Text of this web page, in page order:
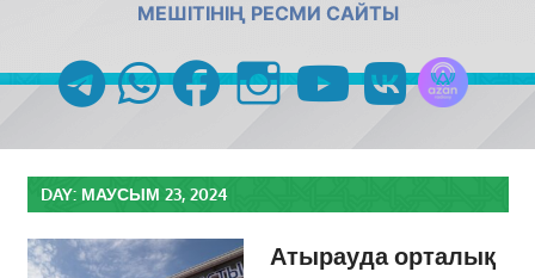
МЕШІТІНІҢ РЕСМИ САЙТЫ
telegramwhatsappfacebookinstagramyoutubevk
DAY: МАУСЫМ 23, 2024
Атырауда орталық